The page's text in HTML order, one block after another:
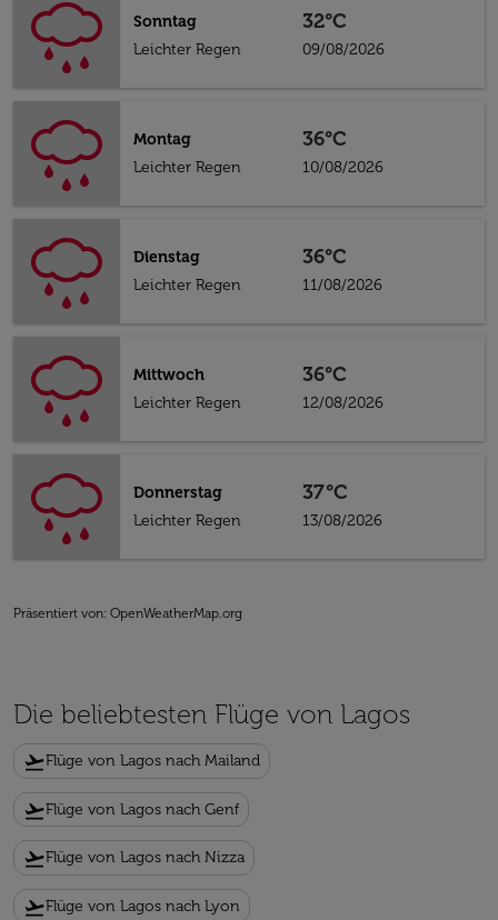
Sonntag
Leichter Regen
32°C
09/08/2026
Montag
Leichter Regen
36°C
10/08/2026
Dienstag
Leichter Regen
36°C
11/08/2026
Mittwoch
Leichter Regen
36°C
12/08/2026
Donnerstag
Leichter Regen
37°C
13/08/2026
Präsentiert von: OpenWeatherMap.org
Die beliebtesten Flüge von Lagos
flight_takeoffFlüge von Lagos nach Mailand
flight_takeoffFlüge von Lagos nach Genf
flight_takeoffFlüge von Lagos nach Nizza
flight_takeoffFlüge von Lagos nach Lyon